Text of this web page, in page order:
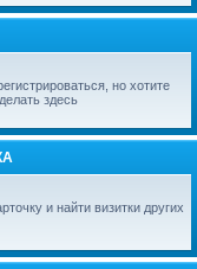
но хотите
здесь
и найти визитки других